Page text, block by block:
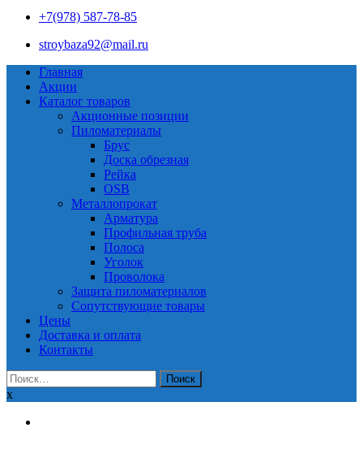
+7(978) 587-78-85
stroybaza92@mail.ru
Главная
Акции
Каталог товаров
Акционные позиции
Пиломатериалы
Брус
Доска обрезная
Рейка
OSB
Металлопрокат
Арматура
Профильная труба
Полоса
Уголок
Проволока
Защита пиломатериалов
Сопутствующие товары
Цены
Доставка и оплата
Контакты
Найти:
x